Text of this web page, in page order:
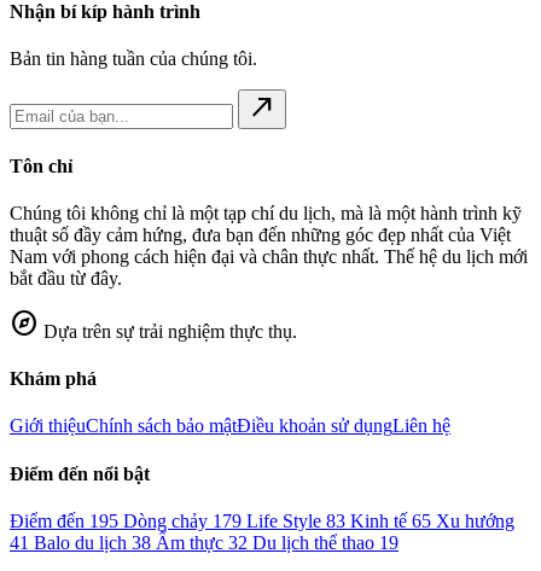
Nhận bí kíp hành trình
Bản tin hàng tuần của chúng tôi.
north_east
Tôn chỉ
Chúng tôi không chỉ là một tạp chí du lịch, mà là một hành trình kỹ
thuật số đầy cảm hứng, đưa bạn đến những góc đẹp nhất của Việt
Nam với phong cách hiện đại và chân thực nhất. Thế hệ du lịch mới
bắt đầu từ đây.
explore Dựa trên sự trải nghiệm thực thụ.
Khám phá
Giới thiệuChính sách bảo mậtĐiều khoản sử dụngLiên hệ
Điểm đến nổi bật
Điểm đến 195 Dòng chảy 179 Life Style 83 Kinh tế 65 Xu hướng
41 Balo du lịch 38 Ẩm thực 32 Du lịch thể thao 19